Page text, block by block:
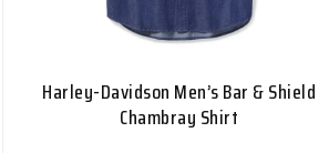
Harley-Davidson Men’s Bar & Shield
Chambray Shirt